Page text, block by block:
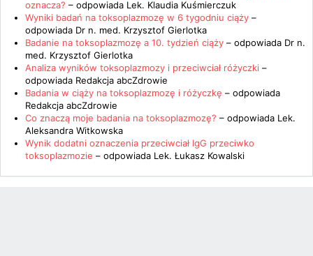
oznacza? – odpowiada Lek. Klaudia Kuśmierczuk
Wyniki badań na toksoplazmozę w 6 tygodniu ciąży –
odpowiada Dr n. med. Krzysztof Gierlotka
Badanie na toksoplazmozę a 10. tydzień ciąży – odpowiada Dr n.
med. Krzysztof Gierlotka
Analiza wyników toksoplazmozy i przeciwciał różyczki –
odpowiada Redakcja abcZdrowie
Badania w ciąży na toksoplazmozę i różyczkę – odpowiada
Redakcja abcZdrowie
Co znaczą moje badania na toksoplazmozę? – odpowiada Lek.
Aleksandra Witkowska
Wynik dodatni oznaczenia przeciwciał IgG przeciwko
toksoplazmozie – odpowiada Lek. Łukasz Kowalski